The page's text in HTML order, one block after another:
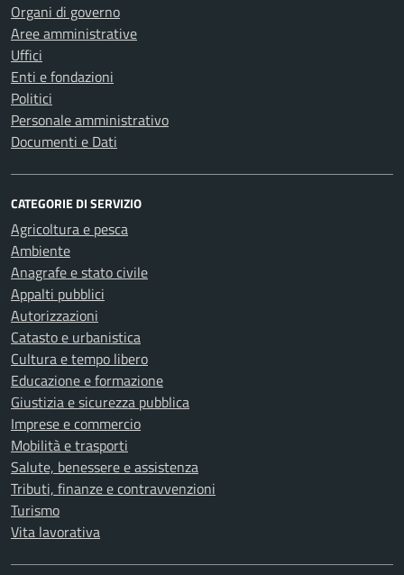
Organi di governo
Aree amministrative
Uffici
Enti e fondazioni
Politici
Personale amministrativo
Documenti e Dati
CATEGORIE DI SERVIZIO
Agricoltura e pesca
Ambiente
Anagrafe e stato civile
Appalti pubblici
Autorizzazioni
Catasto e urbanistica
Cultura e tempo libero
Educazione e formazione
Giustizia e sicurezza pubblica
Imprese e commercio
Mobilità e trasporti
Salute, benessere e assistenza
Tributi, finanze e contravvenzioni
Turismo
Vita lavorativa